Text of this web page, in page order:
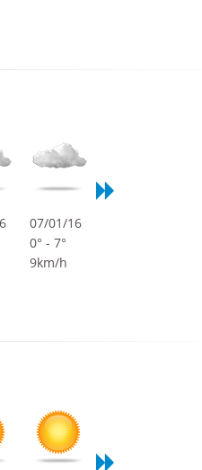
07/01/16
0° - 7°
9km/h